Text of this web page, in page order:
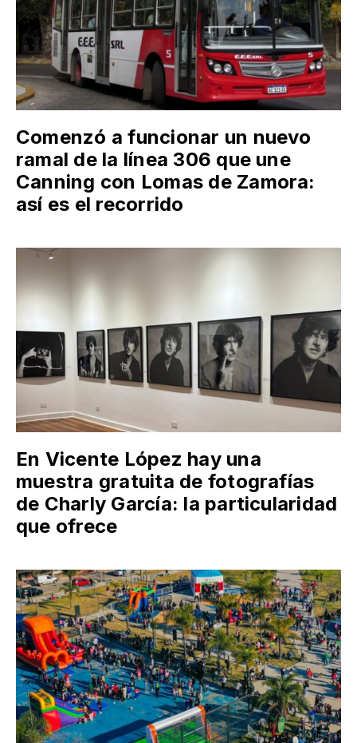
Comenzó a funcionar un nuevo
ramal de la línea 306 que une
Canning con Lomas de Zamora:
así es el recorrido
En Vicente López hay una
muestra gratuita de fotografías
de Charly García: la particularidad
que ofrece